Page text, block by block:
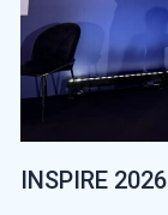
INSPIRE